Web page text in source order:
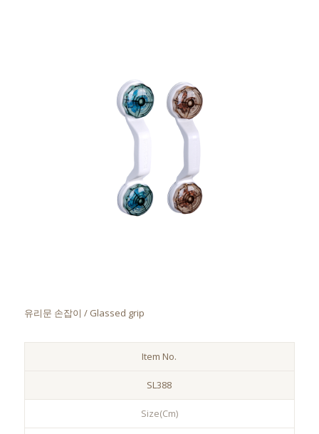
유리문 손잡이 / Glassed grip
Item No.
SL388
Size(Cm)